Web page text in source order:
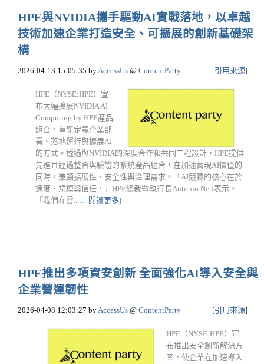
HPE與NVIDIA攜手驅動AI實戰落地，以卓越
技術加速企業打造安全、可擴展的創新基礎架
構
2026-04-13 15:05:35 byAccessUs @ ContentParty [引用來源]
HPE（NYSE:HPE）宣
布大幅擴展NVIDIA AI
Computing by HPE產品
組合，重新定義企業部
署、落地運行與擴展AI
的方式。透過與NVIDIA的深度合作和共同工程設計，HPE提供
先進且經過整合與驗證的系統產品組合，在加速實現AI價值的
同時，兼顧擴展性、安全性與治理需求。「AI競賽的核心在於
速度、規模與信任，」HPE總裁暨執行長Antonio Neri表示。
「我們在雲...... [閱讀更多]
HPE推出多項資安創新 全面強化AI導入安全與
企業營運韌性
2026-04-08 12:03:27 byAccessUs @ ContentParty [引用來源]
HPE（NYSE:HPE）宣
布推出安全創新解決方
案，使企業在加速導入